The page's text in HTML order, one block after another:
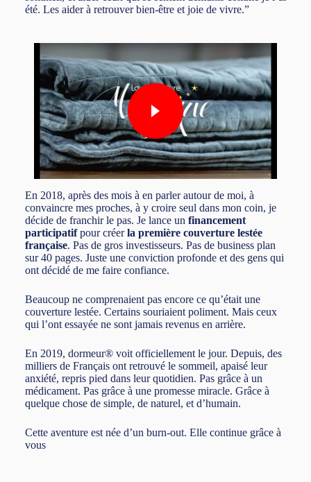
été. Les aider à retrouver bien-être et joie de vivre.”
En 2018, après des mois à en parler autour de moi, à
convaincre mes proches, à y croire seul dans mon coin, je
décide de franchir le pas. Je lance un financement
participatifpour créerla première couverture lestée
française. Pas de gros investisseurs. Pas de business plan
sur 40 pages. Juste une conviction profonde et des gens qui
ont décidé de me faire confiance.
Beaucoup ne comprenaient pas encore ce qu’était une
couverture lestée. Certains souriaient poliment. Mais ceux
qui l’ont essayée ne sont jamais revenus en arrière.
En 2019, dormeur® voit officiellement le jour. Depuis, des
milliers de Français ont retrouvé le sommeil, apaisé leur
anxiété, repris pied dans leur quotidien. Pas grâce à un
médicament. Pas grâce à une promesse miracle. Grâce à
quelque chose de simple, de naturel, et d’humain.
Cette aventure est née d’un burn-out. Elle continue grâce à
vous